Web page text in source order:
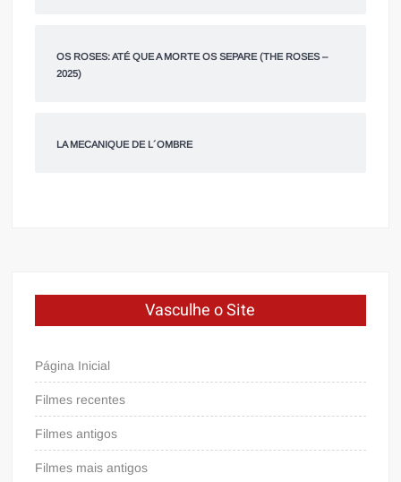
OS ROSES: ATÉ QUE A MORTE OS SEPARE (THE ROSES –
2025)
LA MECANIQUE DE L´OMBRE
Vasculhe o Site
Página Inicial
Filmes recentes
Filmes antigos
Filmes mais antigos